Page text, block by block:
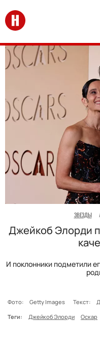
Перейти на главную
ЗВЕЗДЫ
Джейкоб Элорди
И поклонники подметили
Фото: Getty Images Текст:
Теги:
Джейкоб Элорди Оскар